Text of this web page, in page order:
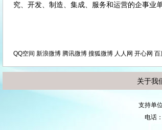
究、开发、制造、集成、服务和运营的企事业
QQ空间 新浪微博 腾讯微博 搜狐微博 人人网 开心网 百
关于我
支持单
电话